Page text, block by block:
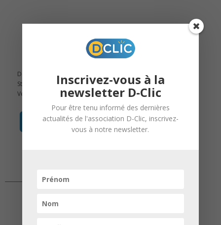
D-Clic
Deux permanences D-Clic auront lieu à
Strasbourg en Mars !
Venez nous rencontrer !
en savoir +
Inscrivez-vous à la
newsletter D-Clic
Pour être tenu informé des dernières
actualités de l'association D-Clic, inscrivez-
vous à notre newsletter.